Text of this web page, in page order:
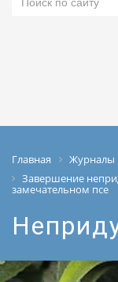
Главная Журналы
Завершение
замечательном псе